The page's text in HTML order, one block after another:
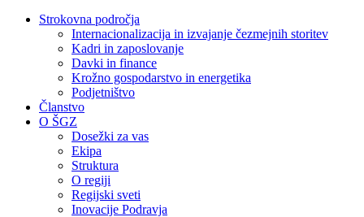
Strokovna področja
Internacionalizacija in izvajanje čezmejnih storitev
Kadri in zaposlovanje
Davki in finance
Krožno gospodarstvo in energetika
Podjetništvo
Članstvo
O ŠGZ
Dosežki za vas
Ekipa
Struktura
O regiji
Regijski sveti
Inovacije Podravja